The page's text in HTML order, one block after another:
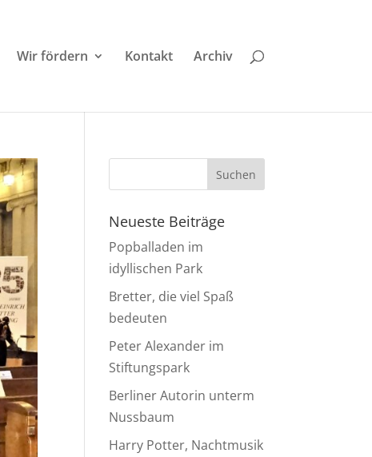
Wir fördern Kontakt Archiv
Neueste Beiträge
Popballaden im
idyllischen Park
Bretter, die viel Spaß
bedeuten
Peter Alexander im
Stiftungspark
Berliner Autorin unterm
Nussbaum
Harry Potter, Nachtmusik